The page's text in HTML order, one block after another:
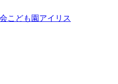
こども園アイリス